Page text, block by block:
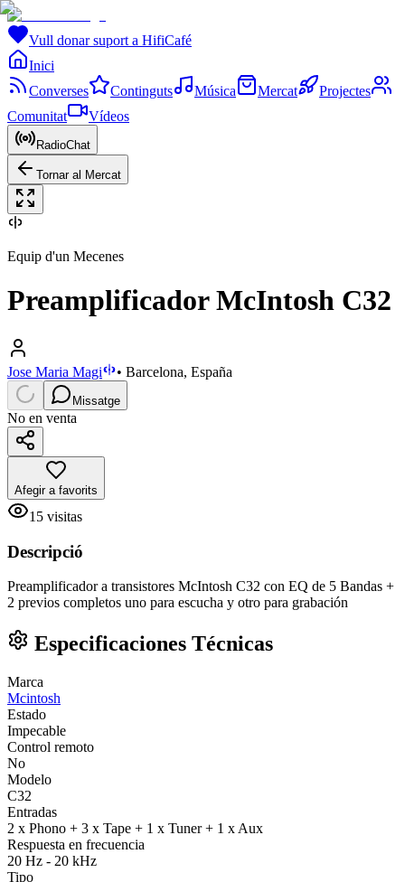
Vull donar suport a HifiCafé
Inici
Converses
Continguts Música Mercat
Projectes
Comunitat
Vídeos
RadioChat
Tornar al Mercat
Equip d'un Mecenes
Preamplificador McIntosh C32
Jose Maria Magi • Barcelona, España
Missatge
No en venta
Afegir a favorits
15 visitas
Descripció
Preamplificador a transistores McIntosh C32 con EQ de 5 Bandas +
2 previos completos uno para escucha y otro para grabación
Especificaciones Técnicas
Marca
Mcintosh
Estado
Impecable
Control remoto
No
Modelo
C32
Entradas
2 x Phono + 3 x Tape + 1 x Tuner + 1 x Aux
Respuesta en frecuencia
20 Hz - 20 kHz
Tipo